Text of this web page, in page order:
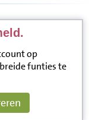
op
funties te